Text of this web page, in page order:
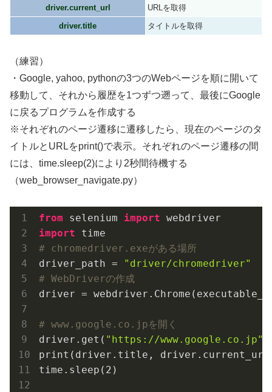
driver.current_url
URLを取得
driver.title
タイトルを取得
（練習）
・Google, yahoo, pythonの3つのWebページを順に開いて
移動して、それから履歴を1つずつ遡って、最後にGoogle
に戻るプログラムを作成する
※それぞれのページ遷移に遷移したら、現在のページのタ
イトルとURLをprint()で表示。それぞれのページ遷移の間
には、time.sleep(2)により2秒間待機する
（web_browser_navigate.py）
from selenium import
import
# chromedriver.exeがある場所
driver_path =
"driver/chromedriver"
# WebDriverの作成
driver =
# www.google.co.jpを開く
driver.get( "https://www.google.co.jp"
print(driver.title,
time.sleep( 2 )